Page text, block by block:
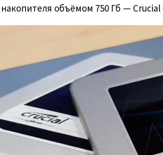
объёмом 750 Гб — Crucial